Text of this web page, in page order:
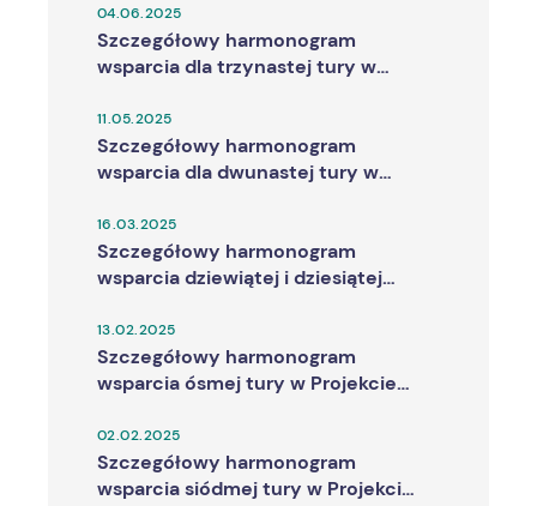
Mag-Med!"
04.06.2025
Szczegółowy harmonogram
wsparcia dla trzynastej tury w
Mag-Med!"
11.05.2025
Szczegółowy harmonogram
wsparcia dla dwunastej tury w
Mag-Med!"
16.03.2025
Szczegółowy harmonogram
wsparcia dziewiątej i dziesiątej
aktywności z Mag-Med!"
13.02.2025
Szczegółowy harmonogram
wsparcia ósmej tury w Projekcie
02.02.2025
Szczegółowy harmonogram
wsparcia siódmej tury w Projekcie